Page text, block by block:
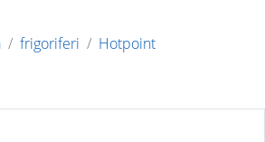
frigoriferi
Hotpoint